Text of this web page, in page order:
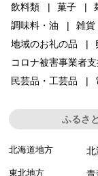
飲料類
菓子
調味料・油
雑貨
地域のお礼の品
コロナ被害事業者支
民芸品・工芸品
ふるさ
北海道地方 北
東北地方